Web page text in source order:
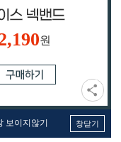
원
보이지않기 창닫기